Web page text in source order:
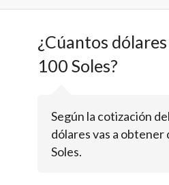
¿Cúantos
100 Soles?
Según la cotización
dólares vas a obtener
Soles.